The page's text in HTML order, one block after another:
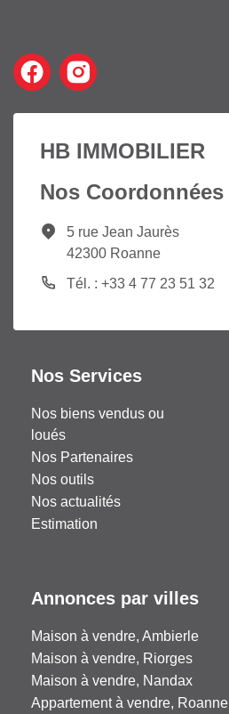
HB IMMOBILIER
Nos Coordonnées
5 rue Jean Jaurès
42300 Roanne
Tél. : +33 4 77 23 51 32
Nos Services
Nos biens vendus ou
loués
Nos Partenaires
Nos outils
Nos actualités
Estimation
Annonces par villes
Maison à vendre, Ambierle
Maison à vendre, Riorges
Maison à vendre, Nandax
Appartement à vendre, Roanne